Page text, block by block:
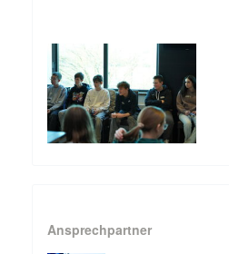
Ansprechpartner